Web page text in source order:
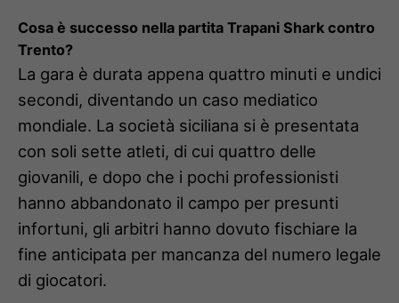
Cosa è successo nella partita Trapani Shark contro
Trento?
La gara è durata appena quattro minuti e undici
secondi, diventando un caso mediatico
mondiale. La società siciliana si è presentata
con soli sette atleti, di cui quattro delle
giovanili, e dopo che i pochi professionisti
hanno abbandonato il campo per presunti
infortuni, gli arbitri hanno dovuto fischiare la
fine anticipata per mancanza del numero legale
di giocatori.